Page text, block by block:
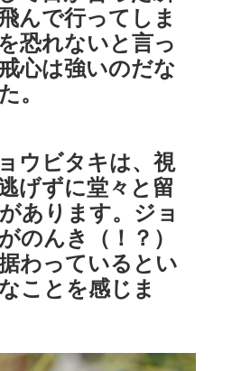
んで行ってしま
恐れないと言っ
心は強いのだな
。
ウビタキは、視
げずに堂々と留
あります。ジョ
のんき（！？）
わっているとい
ことを感じま